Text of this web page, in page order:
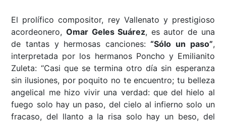
El prolífico compositor, rey Vallenato y prestigioso
acordeonero,Omar Geles Suárez, es autor de una
de tantas y hermosas canciones:“Sólo un paso”,
interpretada por los hermanos Poncho y Emilianito
Zuleta: “Casi que se termina otro día sin esperanza
sin ilusiones, por poquito no te encuentro; tu belleza
angelical me hizo vivir una verdad: que del hielo al
fuego solo hay un paso, del cielo al infierno solo un
fracaso, del llanto a la risa solo hay un beso, del